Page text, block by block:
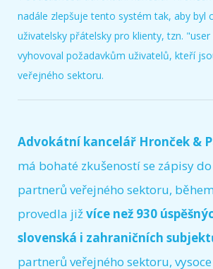
nadále zlepšuje tento systém tak, aby byl
uživatelsky přátelsky pro klienty, tzn.
vyhovoval požadavkům uživatelů, kteří
veřejného sektoru.
Advokátní kancelář Hronček &
má bohaté zkušeností se zápisy
partnerů veřejného sektoru,
provedla jižvíce než 930
slovenská i zahraničních
partnerů veřejného sektoru,